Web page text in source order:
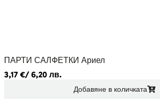
ПАРТИ САЛФЕТКИ Ариел
3,17 €/ 6,20 лв.
Добавяне в количката